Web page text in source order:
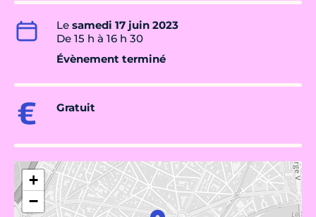
Le samedi 17 juin 2023
De 15 h à 16 h 30
Évènement terminé
Gratuit
+
−